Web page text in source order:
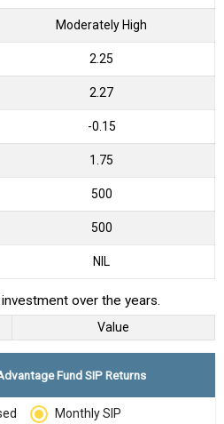
Moderately High
2.25
2.27
-0.15
1.75
500
500
NIL
over the years.
Value
Fund SIP Returns
Monthly SIP